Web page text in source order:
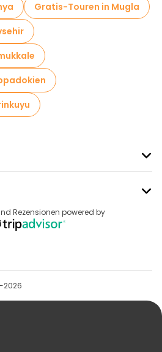
Gratis-Touren in Mugla
Rezensionen powered by
2026